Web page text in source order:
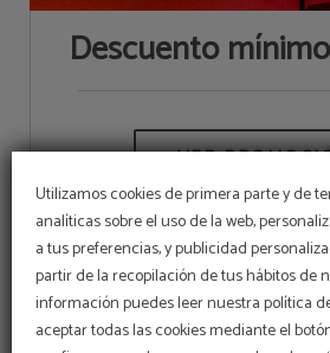
Utilizamos cookies de primera parte y de
analíticas sobre el uso de la web,
a tus preferencias, y publicidad
partir de la recopilación de tus hábitos de
información puedes leer nuestra política
aceptar todas las cookies mediante el
Descuento